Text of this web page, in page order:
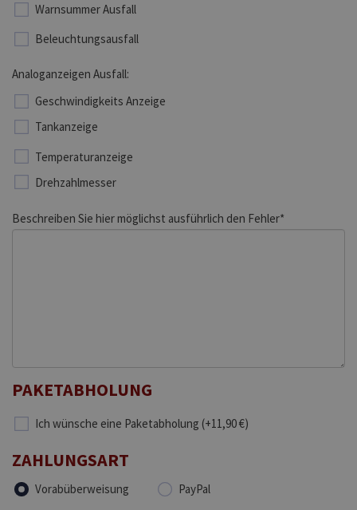
Warnsummer Ausfall
Beleuchtungsausfall
Analoganzeigen Ausfall:
Geschwindigkeits Anzeige
Tankanzeige
Temperaturanzeige
Drehzahlmesser
Beschreiben Sie hier möglichst ausführlich den Fehler*
PAKETABHOLUNG
Ich wünsche eine Paketabholung (+11,90 €)
ZAHLUNGSART
Vorabüberweisung PayPal